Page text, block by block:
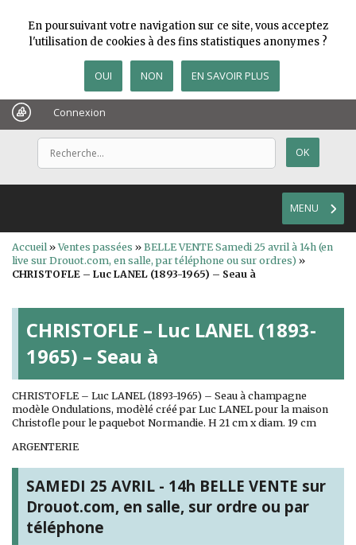
Connexion
MENU
Accueil»Ventes passées » BELLE VENTE Samedi 25 avril à 14h (en
live sur Drouot.com, en salle, par téléphone ou sur ordres) »
CHRISTOFLE – Luc LANEL (1893-1965) – Seau à
CHRISTOFLE – Luc LANEL (1893-
1965) – Seau à
CHRISTOFLE – Luc LANEL (1893-1965) – Seau à champagne
modèle Ondulations, modèlé créé par Luc LANEL pour la maison
Christofle pour le paquebot Normandie. H 21 cm x diam. 19 cm
ARGENTERIE
SAMEDI 25 AVRIL - 14h BELLE VENTE sur
Drouot.com, en salle, sur ordre ou par
téléphone
En poursuivant votre navigation sur ce site, vous acceptez
l'utilisation de cookies à des fins statistiques anonymes ?
OUI NON EN SAVOIR PLUS